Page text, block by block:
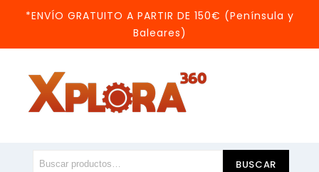
*ENVÍO GRATUITO A PARTIR DE 150€ (Península y
Baleares)
BUSCAR